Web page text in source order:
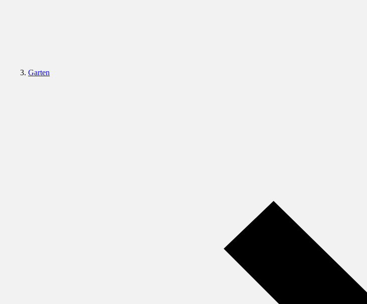
Garten